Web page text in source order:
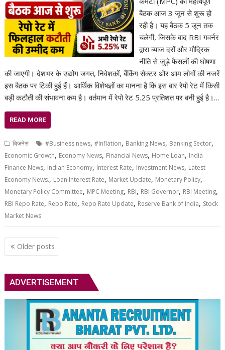
बैठक आज 3 जून से शुरू हो
रही है। यह बैठक 5 जून तक
चलेगी, जिसके बाद RBI गवर्नर
द्वारा ब्याज दरों और मौद्रिक
नीति से जुड़े फैसलों की घोषणा
की जाएगी। देशभर के उद्योग जगत, निवेशकों, बैंकिंग सेक्टर और आम लोगों की नजरें
इस बैठक पर टिकी हुई हैं। आर्थिक विशेषज्ञों का मानना है कि इस बार रेपो रेट में किसी
बड़ी कटौती की संभावना कम है। वर्तमान में रेपो रेट 5.25 प्रतिशत पर बनी हुई है।…
READ MORE
बिजनेस #Business news,#Inflation, Banking News, Banking Sector,
Economic Growth, Economy News, Financial News, Home Loan, India
Finance News, Indian Economy, Interest Rate, Investment News, Latest
Economy News., Loan Interest Rate, Market Update, Monetary Policy,
Monetary Policy Committee, MPC Meeting, RBI, RBI Governor, RBI Meeting,
RBI Repo Rate, Repo Rate, Repo Rate Update, Reserve Bank of India, Stock
Market News
Posts
navigation
Older posts
ADVERTISEMENT